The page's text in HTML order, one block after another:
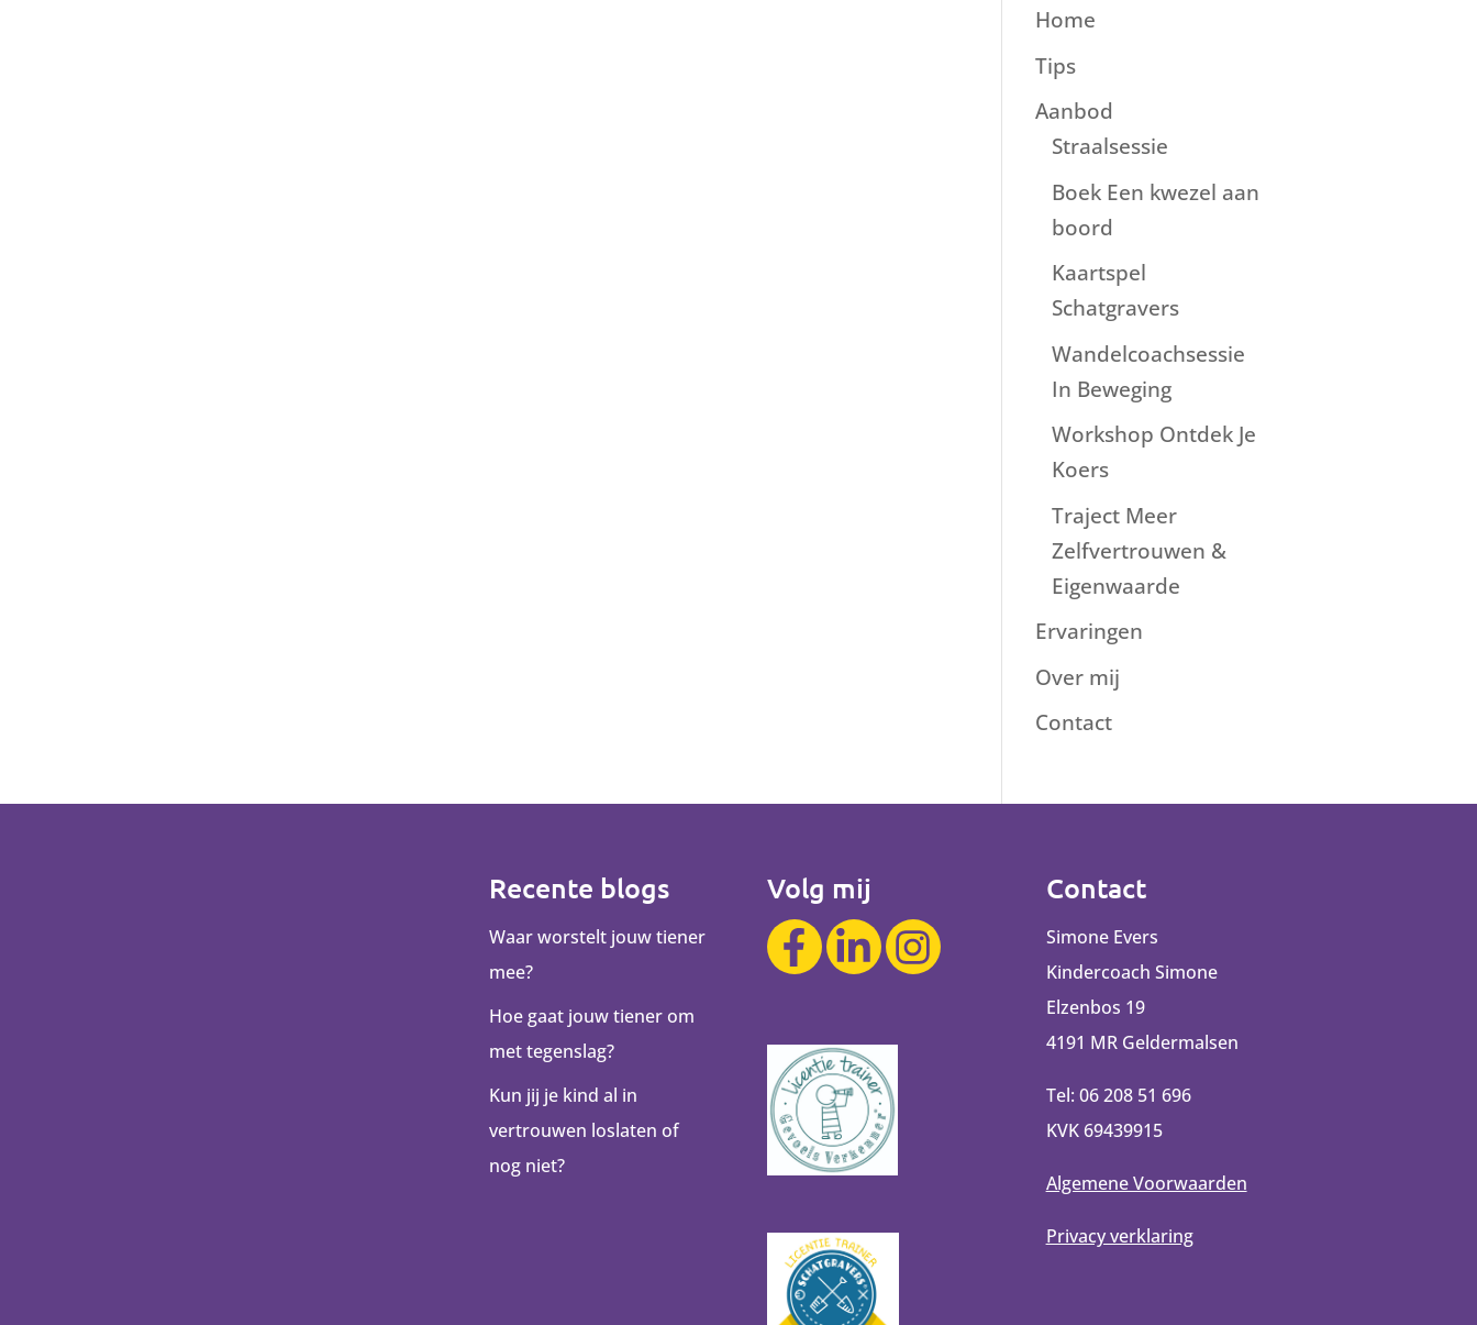
Home
Tips
Aanbod
Straalsessie
Boek Een kwezel aan
boord
Kaartspel
Schatgravers
Wandelcoachsessie
In Beweging
Workshop Ontdek Je
Koers
Traject Meer
Zelfvertrouwen &
Eigenwaarde
Ervaringen
Over mij
Contact
Recente blogs
Waar worstelt jouw tiener
mee?
Hoe gaat jouw tiener om
met tegenslag?
Kun jij je kind al in
vertrouwen loslaten of
nog niet?
Volg mij Contact
Simone Evers
Kindercoach Simone
Elzenbos 19
4191 MR Geldermalsen
Tel: 06 208 51 696
KVK 69439915
Algemene Voorwaarden
Privacy verklaring